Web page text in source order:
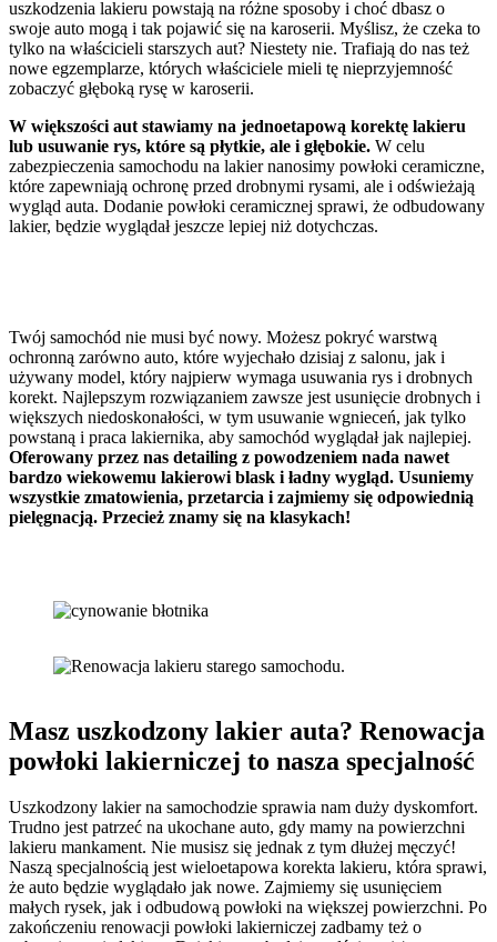
uszkodzenia lakieru powstają na różne sposoby i choć dbasz o
swoje auto mogą i tak pojawić się na karoserii. Myślisz, że czeka to
tylko na właścicieli starszych aut? Niestety nie. Trafiają do nas też
nowe egzemplarze, których właściciele mieli tę nieprzyjemność
zobaczyć głęboką rysę w karoserii.
W większości aut stawiamy na jednoetapową korektę lakieru
lub usuwanie rys, które są płytkie, ale i głębokie. W celu
zabezpieczenia samochodu na lakier nanosimy powłoki ceramiczne,
które zapewniają ochronę przed drobnymi rysami, ale i odświeżają
wygląd auta. Dodanie powłoki ceramicznej sprawi, że odbudowany
lakier, będzie wyglądał jeszcze lepiej niż dotychczas.
Twój samochód nie musi być nowy. Możesz pokryć warstwą
ochronną zarówno auto, które wyjechało dzisiaj z salonu, jak i
używany model, który najpierw wymaga usuwania rys i drobnych
korekt. Najlepszym rozwiązaniem zawsze jest usunięcie drobnych i
większych niedoskonałości, w tym usuwanie wgnieceń, jak tylko
powstaną i praca lakiernika, aby samochód wyglądał jak najlepiej.
Oferowany przez nas detailing z powodzeniem nada nawet
bardzo wiekowemu lakierowi blask i ładny wygląd. Usuniemy
wszystkie zmatowienia, przetarcia i zajmiemy się odpowiednią
pielęgnacją. Przecież znamy się na klasykach!
Masz uszkodzony lakier auta? Renowacja
powłoki lakierniczej to nasza specjalność
Uszkodzony lakier na samochodzie sprawia nam duży dyskomfort.
Trudno jest patrzeć na ukochane auto, gdy mamy na powierzchni
lakieru mankament. Nie musisz się jednak z tym dłużej męczyć!
Naszą specjalnością jest wieloetapowa korekta lakieru, która sprawi,
że auto będzie wyglądało jak nowe. Zajmiemy się usunięciem
małych rysek, jak i odbudową powłoki na większej powierzchni. Po
zakończeniu renowacji powłoki lakierniczej zadbamy też o